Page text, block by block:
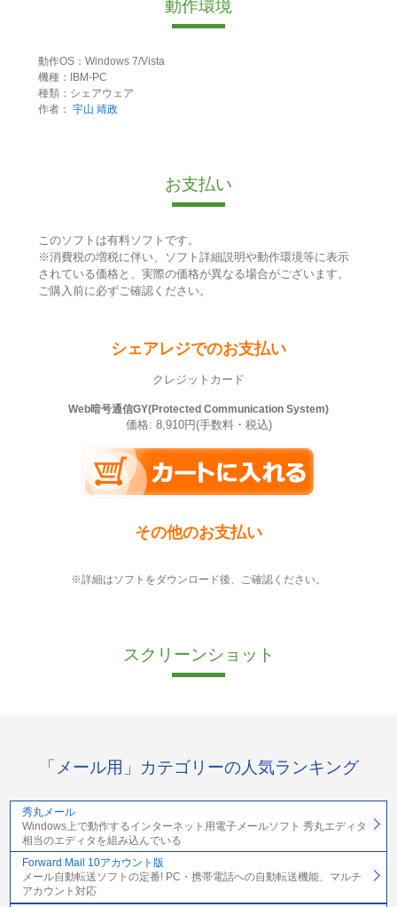
動作環境
動作OS：Windows 7/Vista
機種：IBM-PC
種類：シェアウェア
作者： 宇山 靖政
お支払い
このソフトは有料ソフトです。
※消費税の増税に伴い、ソフト詳細説明や動作環境等に表示
されている価格と、実際の価格が異なる場合がございます。
ご購入前に必ずご確認ください。
シェアレジでのお支払い
クレジットカード
Web暗号通信GY(Protected Communication System)
価格: 8,910円(手数料・税込)
その他のお支払い
※詳細はソフトをダウンロード後、ご確認ください。
スクリーンショット
「メール用」カテゴリーの人気ランキング
秀丸メール
Windows上で動作するインターネット用電子メールソフト 秀丸エディタ
相当のエディタを組み込んでいる
Forward Mail 10アカウント版
メール自動転送ソフトの定番! PC・携帯電話への自動転送機能、マルチ
アカウント対応